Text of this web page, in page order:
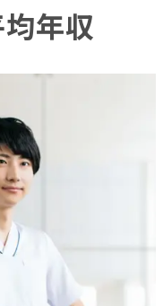
相場
法
く
目指す
期病院に転職する
年収